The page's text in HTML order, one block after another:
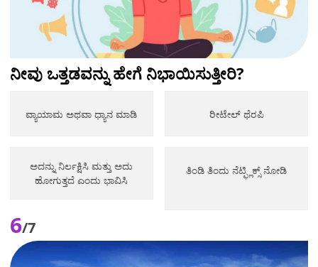
ನೀವು ಒತ್ತಡವನ್ನು ಹೇಗೆ ನಿಭಾಯಿಸುತ್ತೀರಿ?
ವ್ಯಾಯಾಮ ಅಥವಾ ಧ್ಯಾನ ಮಾಡಿ ರೀಟೇಲ್ ಥೆರಪಿ
ಅದನ್ನು ನಿರ್ಲಕ್ಷಿಸಿ ಮತ್ತು ಅದು
ಹೋಗುತ್ತದೆ ಎಂದು ಭಾವಿಸಿ
ತಿಂಡಿ ತಿಂದು ನೆಟ್ಫ್ಲಿಕ್ಸ್ ನೋಡಿ
6/7